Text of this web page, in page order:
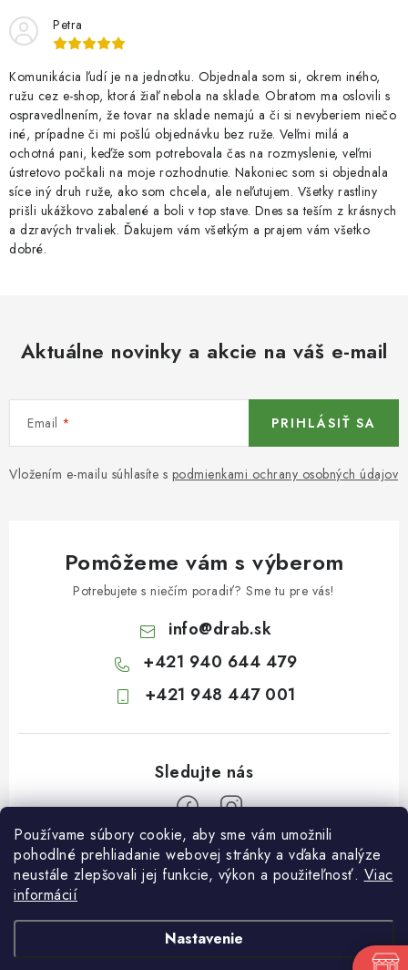
Používame súbory cookie, aby sme vám umožnili
pohodlné prehliadanie webovej stránky a vďaka analýze
neustále zlepšovali jej funkcie, výkon a použiteľnosť. Viac
informácií
Nastavenie
e
r
v
k
y
v
ý
p
i
Petra
Komunikácia ľudí je na jednotku. Objednala som si, okrem iného,
ružu cez e-shop, ktorá žiaľ nebola na sklade. Obratom ma oslovili s
ospravedlnením, že tovar na sklade nemajú a či si nevyberiem niečo
iné, prípadne či mi pošlú objednávku bez ruže. Veľmi milá a
ochotná pani, keďže som potrebovala čas na rozmyslenie, veľmi
ústretovo počkali na moje rozhodnutie. Nakoniec som si objednala
síce iný druh ruže, ako som chcela, ale neľutujem. Všetky rastliny
prišli ukážkovo zabalené a boli v top stave. Dnes sa teším z krásnych
a dzravých trvaliek. Ďakujem vám všetkým a prajem vám všetko
dobré.
Aktuálne novinky a akcie na váš e-mail
Email
Vložením e-mailu súhlasíte s podmienkami ochrany osobných údajov
PRIHLÁSIŤ SA
Pomôžeme vám s výberom
Potrebujete s niečím poradiť? Sme tu pre vás!
info@drab.sk
+421 940 644 479
+421 948 447 001
Informácie pre vás